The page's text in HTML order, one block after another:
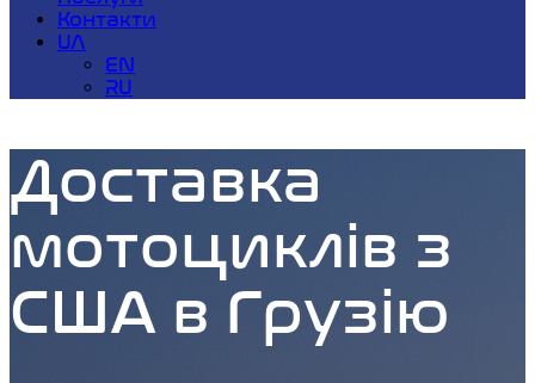
Контакти
UA
EN
RU
Доставка
мотоциклів з
США в Грузію